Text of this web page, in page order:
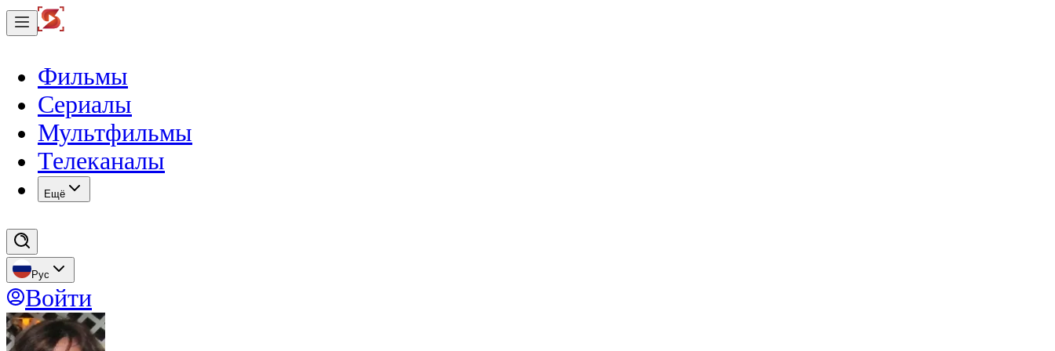
Фильмы
Сериалы
Мультфильмы
Телеканалы
Eщё
Рус
Войти